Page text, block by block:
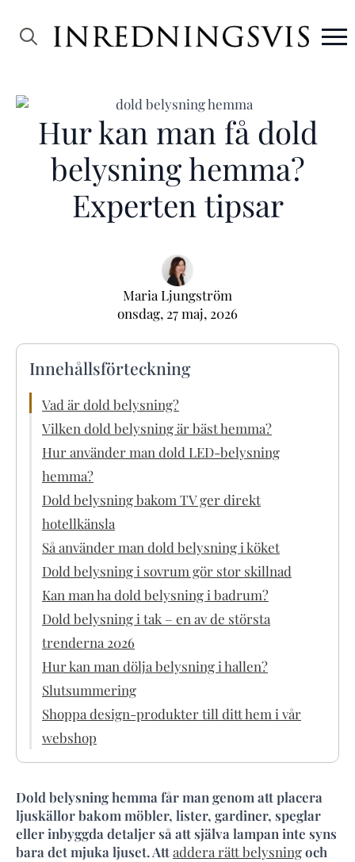
Hur kan man få dold
belysning hemma?
Experten tipsar
Maria Ljungström
onsdag, 27 maj, 2026
Innehållsförteckning
Vad är dold belysning?
Vilken dold belysning är bäst hemma?
Hur använder man dold LED-belysning
hemma?
Dold belysning bakom TV ger direkt
hotellkänsla
Så använder man dold belysning i köket
Dold belysning i sovrum gör stor skillnad
Kan man ha dold belysning i badrum?
Dold belysning i tak – en av de största
trenderna 2026
Hur kan man dölja belysning i hallen?
Slutsummering
Shoppa design-produkter till ditt hem i vår
webshop
Dold belysning hemma får man genom att placera
ljuskällor bakom möbler, lister, gardiner, speglar
eller inbyggda detaljer så att själva lampan inte syns
bara det mjuka ljuset. Attaddera rätt belysningoch